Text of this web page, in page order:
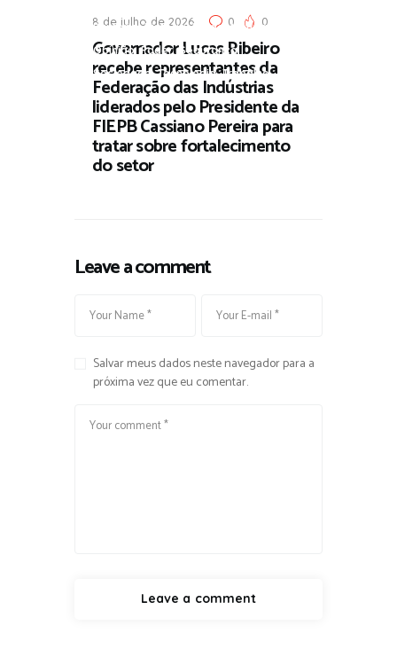
Parceria,História,Infraestrutura
Opinião,Poder, Segurança,
Sociedade ,Tecnologia,Trabalho
8 de julho de 2026 0 0
Governador Lucas Ribeiro
recebe representantes da
Federação das Indústrias
liderados pelo Presidente da
FIEPB Cassiano Pereira para
tratar sobre fortalecimento
do setor
Leave a comment
Salvar meus dados neste navegador para a
próxima vez que eu comentar.